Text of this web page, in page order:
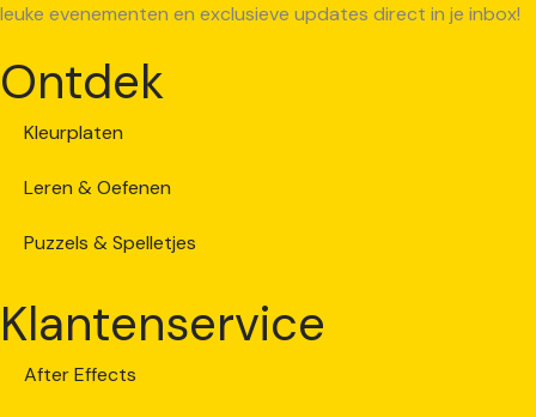
leuke evenementen en exclusieve updates direct in je inbox!
Ontdek
Kleurplaten
Leren & Oefenen
Puzzels & Spelletjes
Klantenservice
After Effects